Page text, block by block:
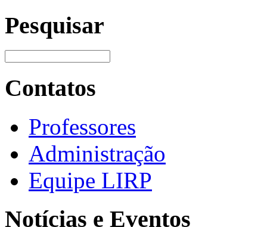
Pesquisar
Contatos
Professores
Administração
Equipe LIRP
Notícias e Eventos